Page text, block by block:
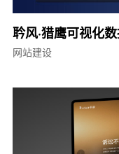
耹风·猎鹰可视化
网站建设